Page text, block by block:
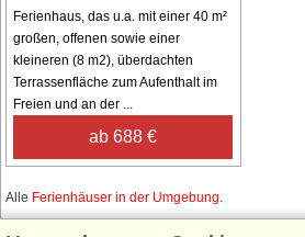
Ferienhaus, das u.a. mit einer 40 m²
großen, offenen sowie einer
kleineren (8 m2), überdachten
Terrassenfläche zum Aufenthalt im
Freien und an der ...
ab 688 €
Alle Ferienhäuser in der Umgebung.